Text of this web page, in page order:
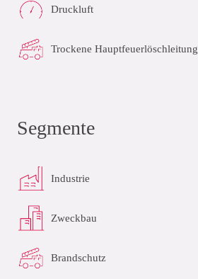
Druckluft
Trockene Hauptfeuerlöschleitung
Segmente
Industrie
Zweckbau
Brandschutz